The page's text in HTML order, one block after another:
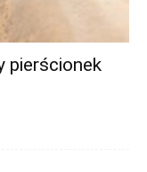
pierścionek